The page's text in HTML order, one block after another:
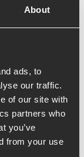
About
ads, to
our traffic.
of our site with
partners who
you’ve
from your use
moms
hålla koll
av